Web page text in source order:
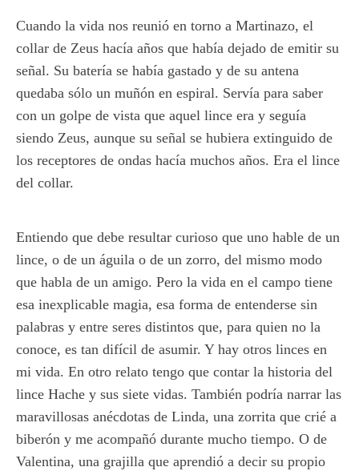
Cuando la vida nos reunió en torno a Martinazo, el
collar de Zeus hacía años que había dejado de emitir su
señal. Su batería se había gastado y de su antena
quedaba sólo un muñón en espiral. Servía para saber
con un golpe de vista que aquel lince era y seguía
siendo Zeus, aunque su señal se hubiera extinguido de
los receptores de ondas hacía muchos años. Era el lince
del collar.
Entiendo que debe resultar curioso que uno hable de un
lince, o de un águila o de un zorro, del mismo modo
que habla de un amigo. Pero la vida en el campo tiene
esa inexplicable magia, esa forma de entenderse sin
palabras y entre seres distintos que, para quien no la
conoce, es tan difícil de asumir. Y hay otros linces en
mi vida. En otro relato tengo que contar la historia del
lince Hache y sus siete vidas. También podría narrar las
maravillosas anécdotas de Linda, una zorrita que crié a
biberón y me acompañó durante mucho tiempo. O de
Valentina, una grajilla que aprendió a decir su propio